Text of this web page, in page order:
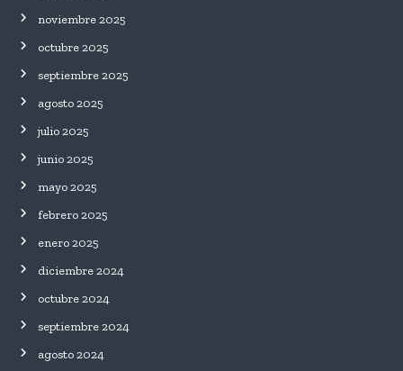
noviembre 2025
octubre 2025
septiembre 2025
agosto 2025
julio 2025
junio 2025
mayo 2025
febrero 2025
enero 2025
diciembre 2024
octubre 2024
septiembre 2024
agosto 2024